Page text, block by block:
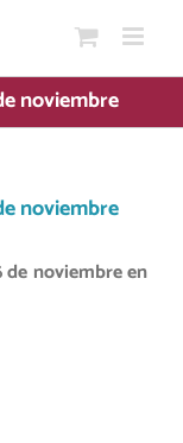
noviembre
noviembre
de noviembre en